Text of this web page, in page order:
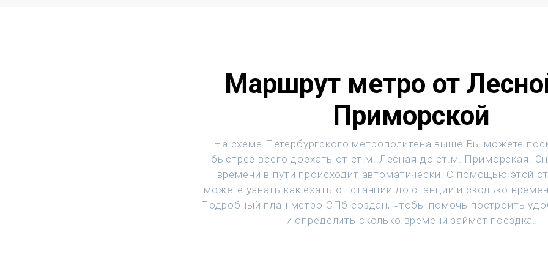
Маршрут метро от
Приморской
На схеме Петербургского метрополитена выше Вы можете
быстрее всего доехать от ст.м. Лесная до ст.м. Приморская.
времени в пути происходит автоматически. С помощью этой
можете узнать как ехать от станции до станции и сколько
Подробный план метро СПб создан, чтобы помочь построить
и определить сколько времени займёт поездка.